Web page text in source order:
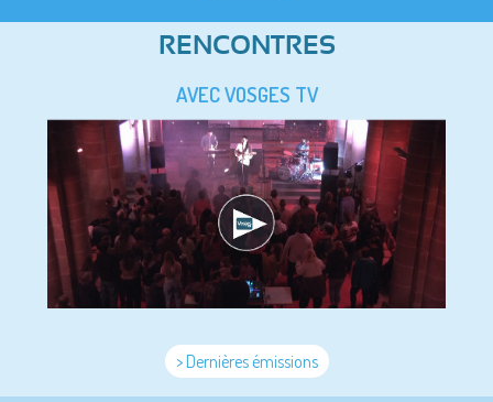
RENCONTRES
AVEC VOSGES TV
> Dernières émissions